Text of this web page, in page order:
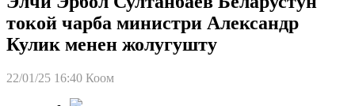
токой чарба министри Александр
Кулик менен жолугушту
22/01/25 16:40 Коом